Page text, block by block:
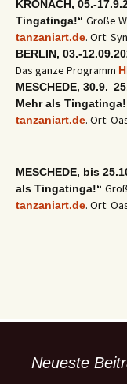
KRONACH, 05.-
Tingatinga!“ Große
tanzaniart.de. Ort:
BERLIN, 03.-
Das ganze Programm
MESCHEDE, 30.9.–
Mehr als
tanzaniart.de. Ort:
MESCHEDE, bis
als Tingatinga!“
tanzaniart.de. Ort:
Neueste